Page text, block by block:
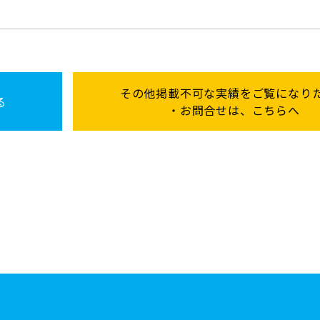
その他掲載不可な実績をご覧になり
・お問合せは、こちらへ